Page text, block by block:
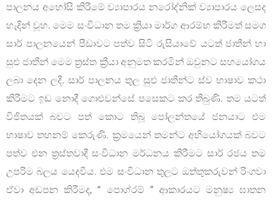
පාලනය අහෝසි කිරීමේ ව්‍යාපාරය නරෝද්නික් ව්‍යාපාරය ලෙසද
හැදින් වූහ. මෙම සංවිධාන තම ක්‍රියා මාර්ග ආරම්භ කිරීමත් සමග
සාර් පාලනයෙන් පීඩාවට පත්ව සිටි රුසියාවේ යටත් ජාතීන් හා
සුළු ජාතීන් මෙම ත්‍රස්ත ක්‍රීයා අනුමත කරමින් ඔවුනට සහයෝගය
ලබා දෙන ලදී. සාර් පාලනය තුල සුළු ජාතීන්ට ස්ව භාෂාව කථා
කිරීමට ඉඩ නොදී ගොළුවන්සේ පසෙකට කර තිබුණි. තම යටත්
විජිතයක් බවට පත් කොට තිබූ පෝලන්තයේ ජනයාට එම
භාෂාව තහනම් කෙරුණි. ක්‍රමයෙන් තමන්ට අභියෝගයක් බවට
පත්ව එන ත්‍රස්තවාදී සංවිධාන මර්ධනය කිරීමට සාර් රජය තම
උපරිම බලය යෙදවීය. එම සංවිධාන තුලට ඔත්තුකරුවන් රිංගවා
ඒවා අඩපන කිරීමද, “ පොග්රම් ” ආකාරයට මනුෂ්‍ය ඝාතන